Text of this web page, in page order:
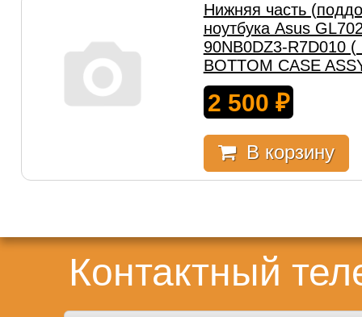
Нижняя часть
ноутбука Asus
90NB0DZ3-R7D010
BOTTOM CASE
2 500 ₽
В корзину
Контактный